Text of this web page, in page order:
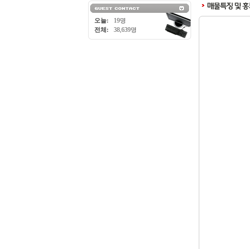
오늘:
19명
전체:
38,639명